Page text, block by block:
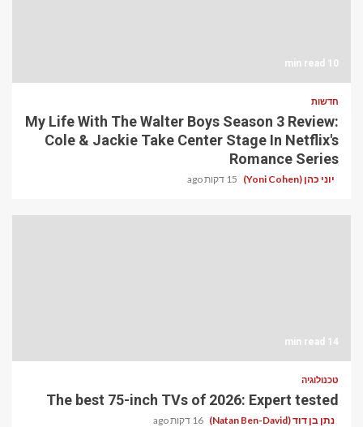
10 min read
חדשות
My Life With The Walter Boys Season 3 Review:
Cole & Jackie Take Center Stage In Netflix's
Romance Series
יוני כהן (Yoni Cohen) 15 דקות ago
14 min read
טכנולוגיה
The best 75-inch TVs of 2026: Expert tested
נתן בן דוד (Natan Ben-David) 16 דקות ago